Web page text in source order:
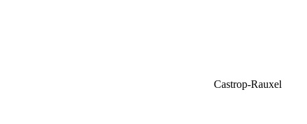
Castrop-Rauxel